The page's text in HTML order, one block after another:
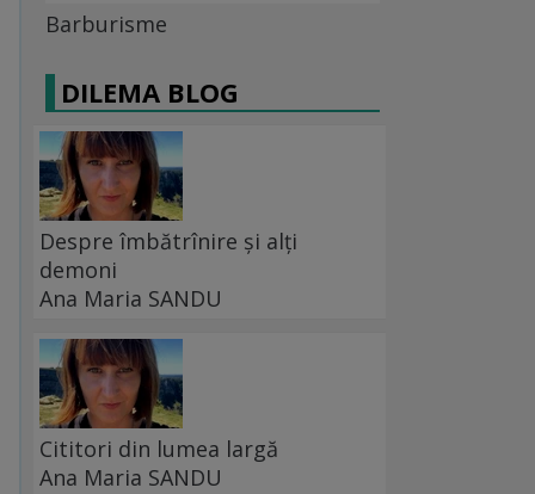
Barburisme
DILEMA BLOG
Despre îmbătrînire și alți
demoni
Ana Maria SANDU
Cititori din lumea largă
Ana Maria SANDU